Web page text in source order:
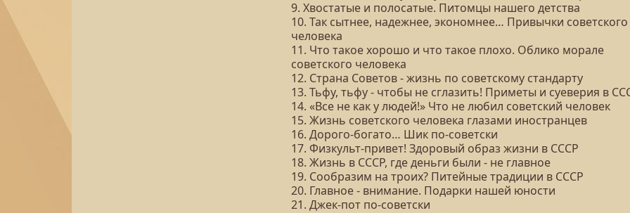
9. Хвостатые и полосатые. Питомцы нашего детства
10. Так сытнее, надежнее, экономнее… Привычки советского
человека
11. Что такое хорошо и что такое плохо. Облико морале
советского человека
12. Страна Советов - жизнь по советскому стандарту
13. Тьфу, тьфу - чтобы не сглазить! Приметы и суеверия в
14. «Все не как у людей!» Что не любил советский человек
15. Жизнь советского человека глазами иностранцев
16. Дорого-богато… Шик по-советски
17. Физкульт-привет! Здоровый образ жизни в СССР
18. Жизнь в СССР, где деньги были - не главное
19. Сообразим на троих? Питейные традиции в СССР
20. Главное - внимание. Подарки нашей юности
21. Джек-пот по-советски